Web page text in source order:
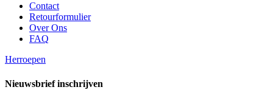
Contact
Retourformulier
Over Ons
FAQ
Herroepen
Nieuwsbrief inschrijven